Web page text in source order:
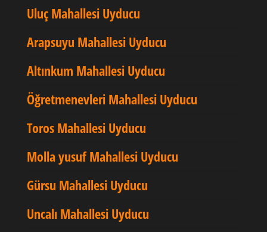
Uluç Mahallesi Uyducu
Arapsuyu Mahallesi Uyducu
Altınkum Mahallesi Uyducu
Öğretmenevleri Mahallesi Uyducu
Toros Mahallesi Uyducu
Molla yusuf Mahallesi Uyducu
Gürsu Mahallesi Uyducu
Uncalı Mahallesi Uyducu